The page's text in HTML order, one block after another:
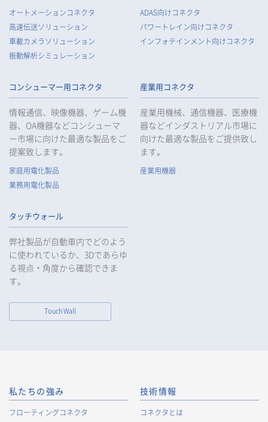
オートメーションコネクタ
高速伝送ソリューション
車載カメラソリューション
振動解析シミュレーション
ADAS向けコネクタ
パワートレイン向けコネクタ
インフォテインメント向けコネクタ
コンシューマー用コネクタ
情報通信、映像機器、ゲーム機
器、OA機器などコンシューマ
ー市場に向けた最適な製品をご
提案致します。
家庭用電化製品
業務用電化製品
産業用コネクタ
産業用機械、通信機器、医療機
器などインダストリアル市場に
向けた最適な製品をご提供致し
ます。
産業用機器
タッチウォール
弊社製品が自動車内でどのよう
に使われているか、3Dであらゆ
る視点・角度から確認できま
す。
Touch Wall
私たちの強み
フローティングコネクタ
技術情報
コネクタとは